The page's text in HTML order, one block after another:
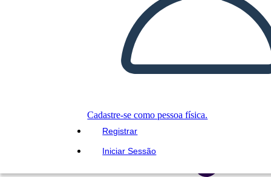
Cadastre-se como pessoa física.
Registrar
Iniciar Sessão